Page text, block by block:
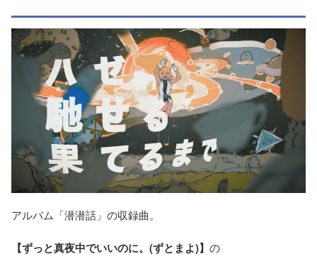
アルバム「潜潜話」の収録曲。
【ずっと真夜中でいいのに。(ずとまよ)】 の